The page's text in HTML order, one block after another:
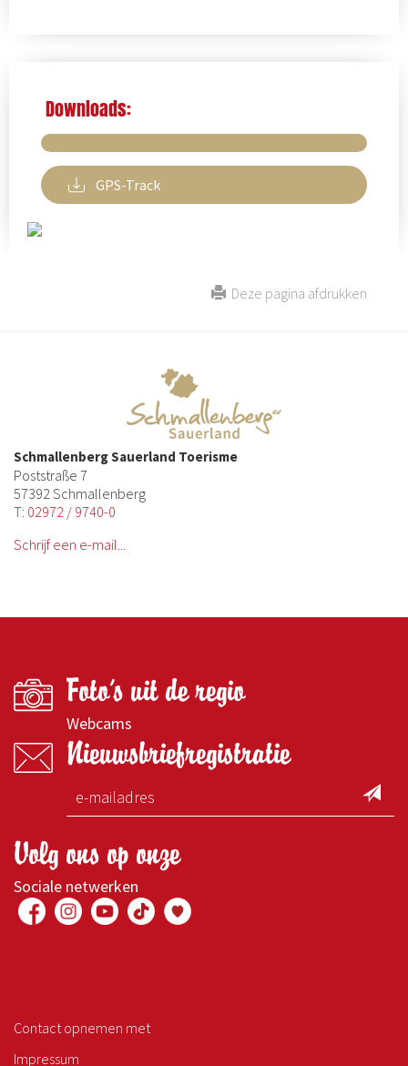
Downloads:
GPS-Track
Deze pagina afdrukken
Schmallenberg Sauerland Toerisme
Poststraße 7
57392 Schmallenberg
T: 02972 / 9740-0
Schrijf een e-mail...
Foto's uit de regio
Webcams
Nieuwsbriefregistratie
Volg ons op onze
Sociale netwerken
Contact opnemen met
Impressum